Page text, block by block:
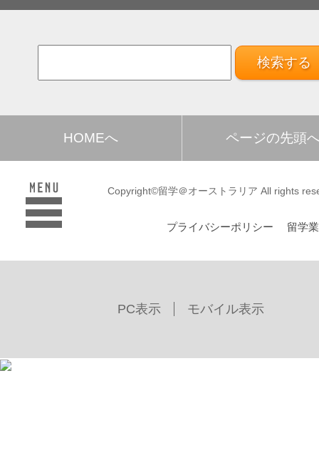
HOMEへ ページの先頭
Copyright©留学＠オーストラリア All rights
プライバシーポリシー 留学
PC表示 モバイル表示